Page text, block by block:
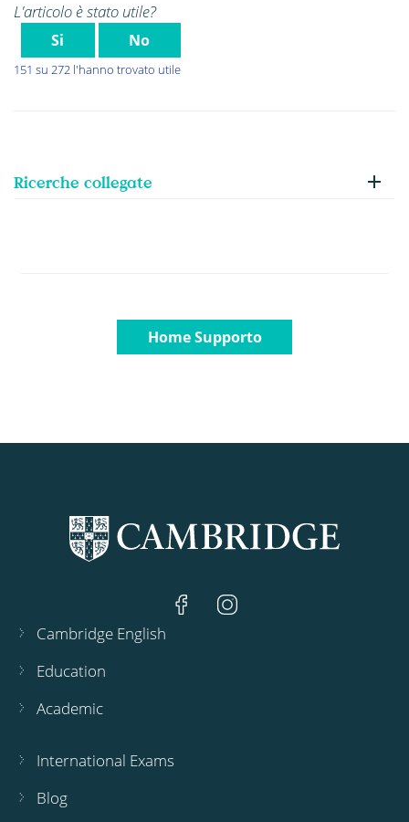
L'articolo è stato utile?
Si No
151 su 272 l'hanno trovato utile
Ricerche collegate
Home Supporto
Cambridge English
Education
Academic
International Exams
Blog